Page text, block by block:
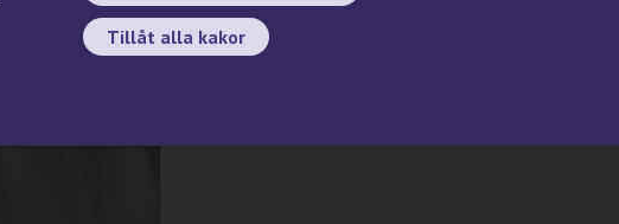
Tillåt alla kakor